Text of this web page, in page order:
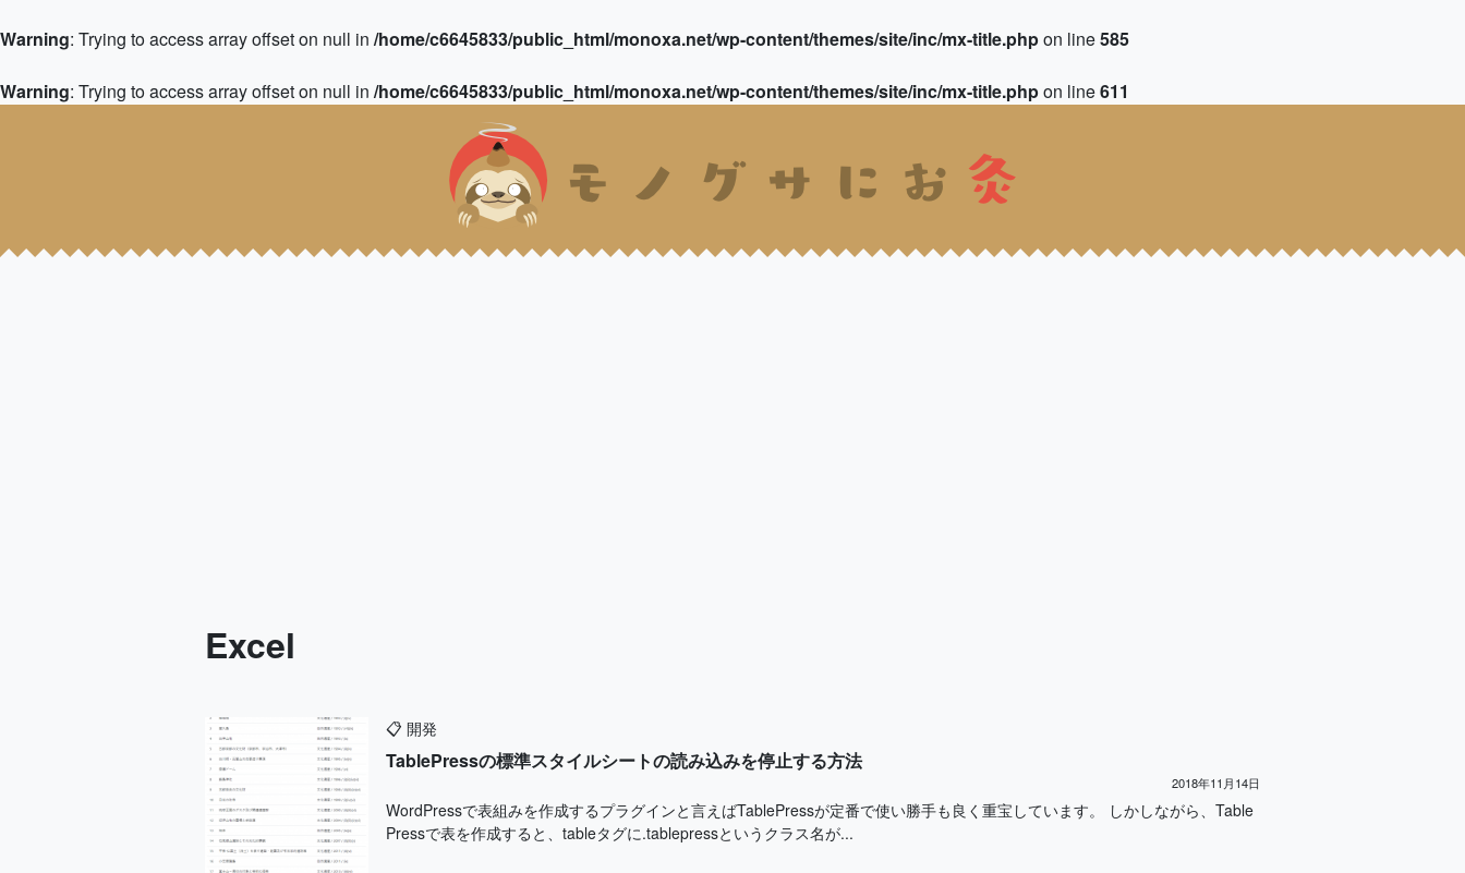
Warning: Trying to access array offset on null in /home/c6645833/public_html/monoxa.net/wp-content/themes/site/inc/mx-title.phpon line585
Warning: Trying to access array offset on null in /home/c6645833/public_html/monoxa.net/wp-content/themes/site/inc/mx-title.phpon line611
Excel
📋 開発
TablePressの標準スタイルシートの読み込みを停止する方法
2018年11月14日
WordPressで表組みを作成するプラグインと言えばTablePressが定番で使い勝手も良く重宝しています。 しかしながら、Table
Pressで表を作成すると、tableタグに.tablepressというクラス名が...